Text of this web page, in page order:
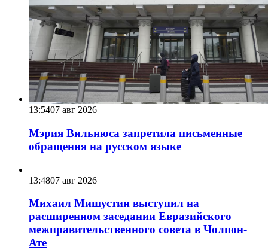
13:5407 авг 2026
Мэрия Вильнюса запретила письменные
обращения на русском языке
13:4807 авг 2026
Михаил Мишустин выступил на
расширенном заседании Евразийского
межправительственного совета в Чолпон-
Ате